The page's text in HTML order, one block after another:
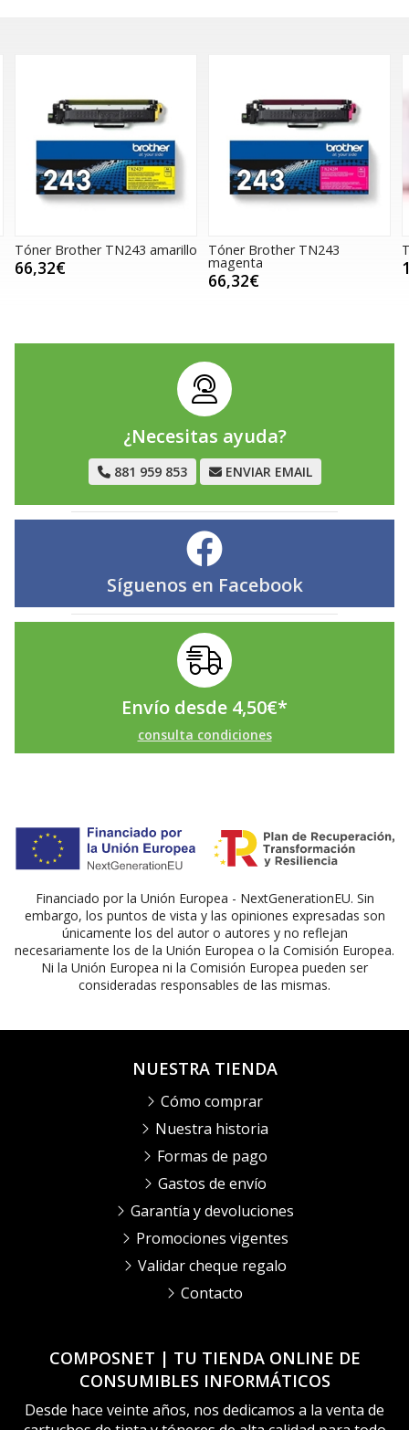
Tóner Brother TN243 amarillo
66,32€
Tóner Brother TN243
magenta
66,32€
¿Necesitas ayuda?
881 959 853 ENVIAR EMAIL
Síguenos en Facebook
Envío desde 4,50€*
consulta condiciones
Financiado por la Unión Europea - NextGenerationEU. Sin
embargo, los puntos de vista y las opiniones expresadas son
únicamente los del autor o autores y no reflejan
necesariamente los de la Unión Europea o la Comisión Europea.
Ni la Unión Europea ni la Comisión Europea pueden ser
consideradas responsables de las mismas.
COMPOSNET | TU TIENDA ONLINE DE
CONSUMIBLES INFORMÁTICOS
Desde hace veinte años, nos dedicamos a la venta de
NUESTRA TIENDA
Cómo comprar
Nuestra historia
Formas de pago
Gastos de envío
Garantía y devoluciones
Promociones vigentes
Validar cheque regalo
Contacto